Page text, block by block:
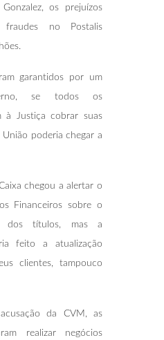
os prejuízos
fraudes no Postalis
garantidos por um
se todos os
à Justiça cobrar suas
poderia chegar a
chegou a alertar o
Financeiros sobre o
dos títulos, mas a
feito a atualização
clientes, tampouco
da CVM, as
realizar negócios